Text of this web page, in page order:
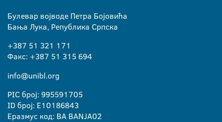
Булевар војводе Петра Бојовића
Бања Лука, Република Српска
+387 51 321 171
Факс: +387 51 315 694
info@unibl.org
PIC број: 995591705
ID број: E10186843
Еразмус код: BA BANJA02